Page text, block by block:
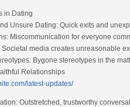
in Dating
Unsure Dating: Quick exits and
Miscommunication for everyone
media creates unreasonable
Bygone stereotypes in the
Relationships
latest-updates/
Outstretched, trustworthy